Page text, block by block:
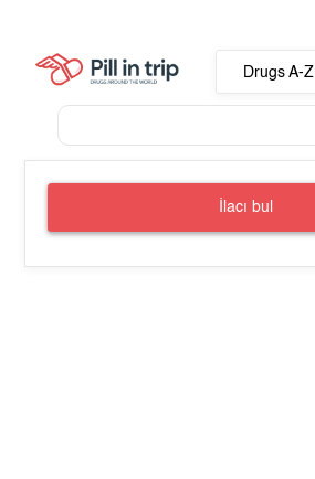
Drugs A-Z
İlacı bul